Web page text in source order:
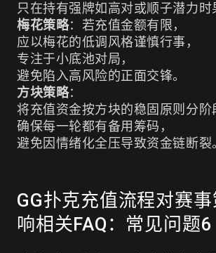
只在持有强牌如高对或顺子潜力时
梅花策略：若充值金额有限，
应以梅花的低调风格谨慎行事，
专注于小底池对局，
避免陷入高风险的正面交锋。
方块策略：
将充值资金按方块的稳固原则分阶
确保每一轮都有备用筹码，
避免因情绪化全压导致资金链断裂
GG扑克充值流程对赛
响相关FAQ：常见问题6